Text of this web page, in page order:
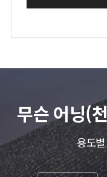
무슨 어닝(
용도